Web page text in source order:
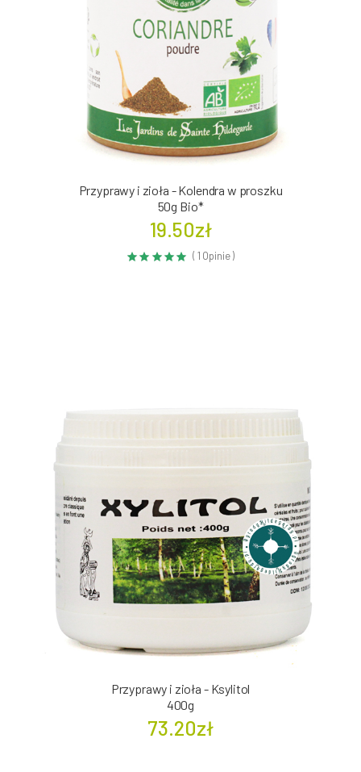
Przyprawy i zioła - Kolendra w proszku
50g Bio*
19.50zł
( 1 Opinie )
Przyprawy i zioła - Ksylitol
400g
73.20zł